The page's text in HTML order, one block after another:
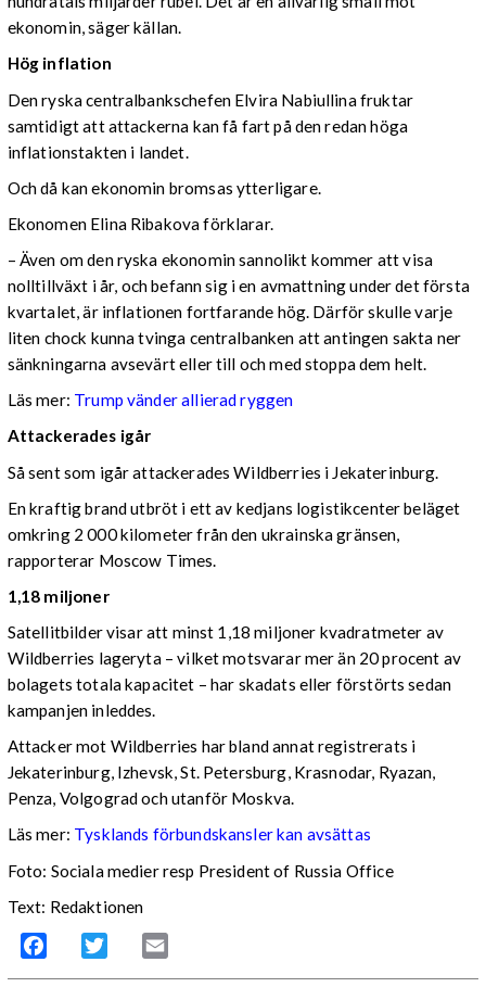
ekonomin, säger källan.
Hög inflation
Den ryska centralbankschefen Elvira Nabiullina fruktar
samtidigt att attackerna kan få fart på den redan höga
inflationstakten i landet.
Och då kan ekonomin bromsas ytterligare.
Ekonomen Elina Ribakova förklarar.
– Även om den ryska ekonomin sannolikt kommer att visa
nolltillväxt i år, och befann sig i en avmattning under det första
kvartalet, är inflationen fortfarande hög. Därför skulle varje
liten chock kunna tvinga centralbanken att antingen sakta ner
sänkningarna avsevärt eller till och med stoppa dem helt.
Läs mer: Trump vänder allierad ryggen
Attackerades igår
Så sent som igår attackerades Wildberries i Jekaterinburg.
En kraftig brand utbröt i ett av kedjans logistikcenter beläget
omkring 2 000 kilometer från den ukrainska gränsen,
rapporterar Moscow Times.
1,18 miljoner
Satellitbilder visar att minst 1,18 miljoner kvadratmeter av
Wildberries lageryta – vilket motsvarar mer än 20 procent av
bolagets totala kapacitet – har skadats eller förstörts sedan
kampanjen inleddes.
Attacker mot Wildberries har bland annat registrerats i
Jekaterinburg, Izhevsk, St. Petersburg, Krasnodar, Ryazan,
Penza, Volgograd och utanför Moskva.
Läs mer: Tysklands förbundskansler kan avsättas
Foto: Sociala medier resp President of Russia Office
Text: Redaktionen
Facebook Twitter